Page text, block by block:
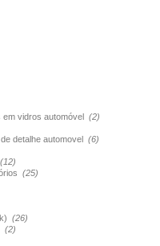
em vidros automóvel (2)
detalhe automovel (6)
(12)
(25)
(26)
(2)